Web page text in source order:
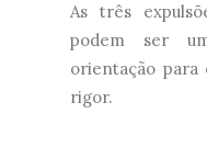
As três
podem ser
orientação
rigor.